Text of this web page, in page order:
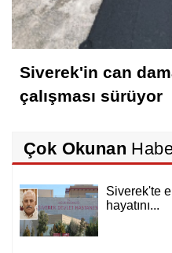
Siverek'in can
çalışması sürüyor
Çok Okunan
Siverek'te
hayatını...